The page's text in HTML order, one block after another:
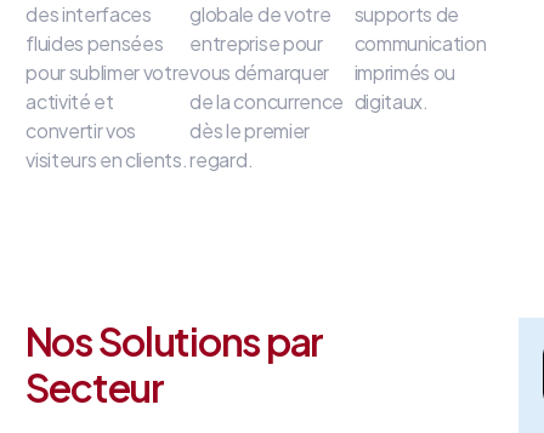
des interfaces
fluidespensées
pour sublimer votre
activité et
convertir vos
visiteurs en clients.
globale de votre
entreprisepour
vous démarquer
de la concurrence
dès le premier
regard.
supports de
communication
imprimés ou
digitaux.
Nos Solutions par
Secteur